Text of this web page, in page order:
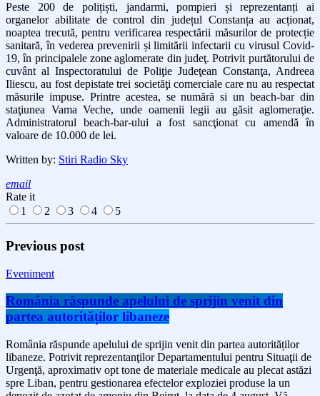
Peste 200 de polițiști, jandarmi, pompieri și reprezentanți ai
organelor abilitate de control din județul Constanța au acționat,
noaptea trecută, pentru verificarea respectării măsurilor de protecție
sanitară, în vederea prevenirii și limitării infectarii cu virusul Covid-
19, în principalele zone aglomerate din judeţ. Potrivit purtătorului de
cuvânt al Inspectoratului de Poliţie Judeţean Constanţa, Andreea
Iliescu, au fost depistate trei societăţi comerciale care nu au respectat
măsurile impuse. Printre acestea, se numără si un beach-bar din
staţiunea Vama Veche, unde oamenii legii au găsit aglomeraţie.
Administratorul beach-bar-ului a fost sancţionat cu amendă în
valoare de 10.000 de lei.
Written by: Stiri Radio Sky
email
Rate it
1
2 3 4 5
Previous post
Eveniment
România răspunde apelului de sprijin venit din
partea autorităților libaneze
România răspunde apelului de sprijin venit din partea autorităților
libaneze. Potrivit reprezentanţilor Departamentului pentru Situaţii de
Urgenţă, aproximativ opt tone de materiale medicale au plecat astăzi
spre Liban, pentru gestionarea efectelor exploziei produse la un